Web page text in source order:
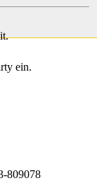
ein.
809078